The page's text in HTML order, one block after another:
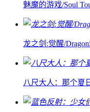
魅魔的游戏/Soul
龙之剑:觉醒/
八尺大人：那个夏